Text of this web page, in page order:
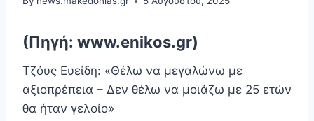
(Πηγή: www.enikos.gr)
Τζόυς Ευείδη: «Θέλω να μεγαλώνω με
αξιοπρέπεια – Δεν θέλω να μοιάζω με 25 ετών
θα ήταν γελοίο»